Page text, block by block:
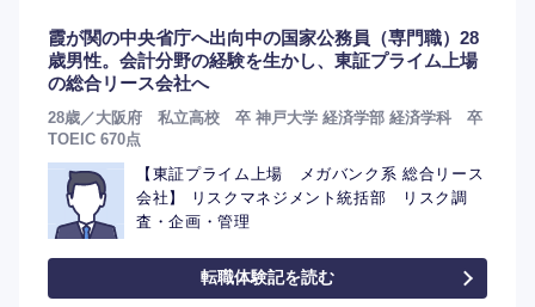
霞が関の中央省庁へ出向中の国家公務員（専門職）28
歳男性。会計分野の経験を生かし、東証プライム上場
の総合リース会社へ
28歳／大阪府 私立高校 卒 神戸大学 経済学部 経済学科 卒
TOEIC 670点
【東証プライム上場 メガバンク系 総合リース
会社】 リスクマネジメント統括部 リスク調
査・企画・管理
転職体験記を読む